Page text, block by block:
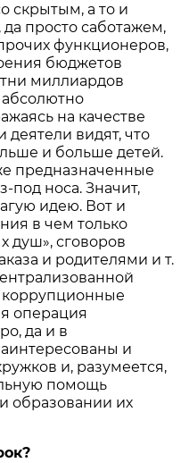
скрытым, а то и
просто саботажем,
функционеров,
бюджетов
миллиардов
абсолютно
на качестве
деятели видят, что
и больше детей.
предназначенные
под носа. Значит,
идею. Вот и
в чем только
душ», сговоров
и родителями и т.
операция
да и в
и
и, разумеется,
помощь
образовании их